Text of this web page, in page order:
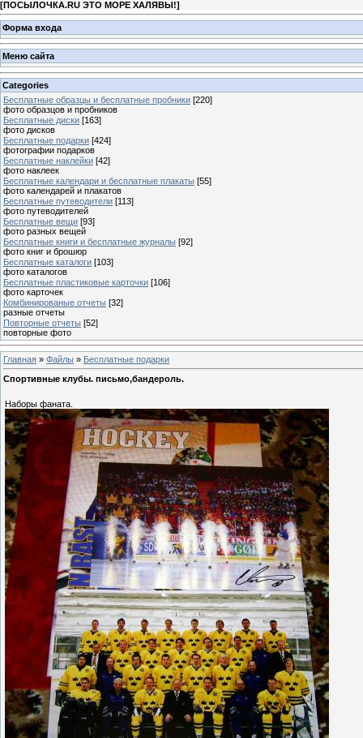
[ПОСЫЛОЧКА.RU ЭТО МОРЕ ХАЛЯВЫ!]
Форма входа
Меню сайта
Categories
Бесплатные образцы и бесплатные пробники [220]
фото образцов и пробников
Бесплатные диски [163]
фото дисков
Бесплатные подарки [424]
фотографии подарков
Бесплатные наклейки [42]
фото наклеек
Бесплатные календари и бесплатные плакаты [55]
фото календарей и плакатов
Бесплатные путеводители [113]
фото путеводителей
Бесплатные вещи [93]
фото разных вещей
Бесплатные книги и бесплатные журналы [92]
фото книг и брошюр
Бесплатные каталоги [103]
фото каталогов
Бесплатные пластиковые карточки [106]
фото карточек
Комбинированые отчеты [32]
разные отчеты
Повторные отчеты [52]
повторные фото
Главная » Файлы » Бесплатные подарки
Спортивные клубы. письмо,бандероль.
Наборы фаната.